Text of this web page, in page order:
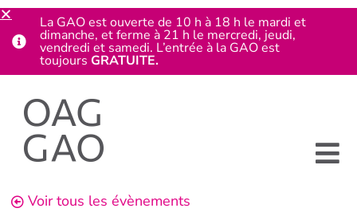
Voir tous les évènements
La GAO est ouverte de 10 h à 18 h le mardi et
dimanche, et ferme à 21 h le mercredi, jeudi,
vendredi et samedi. L’entrée à la GAO est
toujours GRATUITE.